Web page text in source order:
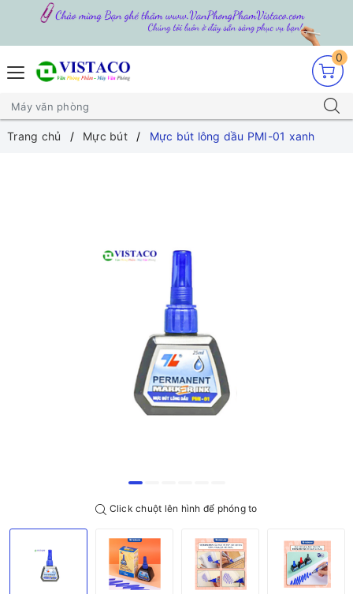
0
Trang chủ Mực bút Mực bút lông dầu PMI-01 xanh
Click chuột lên hình để phóng to